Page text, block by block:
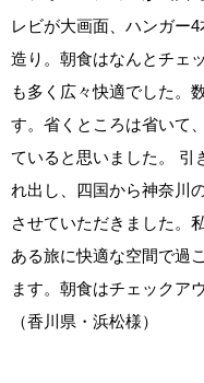
レビが大画面、ハンガー
造り。朝食はなんとチェ
も多く広々快適でした。
す。省くところは省いて
ていると思いました。 引
れ出し、四国から神奈川
させていただきました。
ある旅に快適な空間で過
ます。朝食はチェックア
（香川県・浜松様）